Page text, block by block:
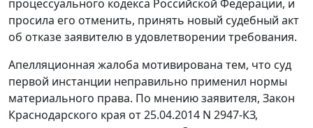
процессуального кодекса Российской Федерации, и
просила его отменить, принять новый судебный акт
об отказе заявителю в удовлетворении требования.
Апелляционная жалоба мотивирована тем, что суд
первой инстанции неправильно применил нормы
материального права. По мнению заявителя, Закон
Краснодарского края от 25.04.2014 N 2947-КЗ,